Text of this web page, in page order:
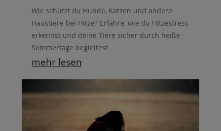
Wie schützt du Hunde, Katzen und andere
Haustiere bei Hitze? Erfahre, wie du Hitzestress
erkennst und deine Tiere sicher durch heiße
Sommertage begleitest.
mehr lesen